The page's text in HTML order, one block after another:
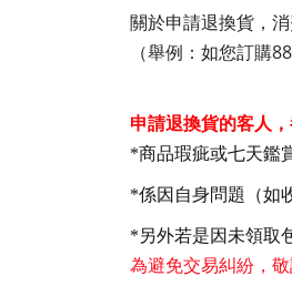
關於申請退換貨，
（舉例：如您訂購
申請退換貨的客人
*商品瑕疵或七天鑑
*係因自身問題（如
*另外若是因未領取
為避免交易糾紛，